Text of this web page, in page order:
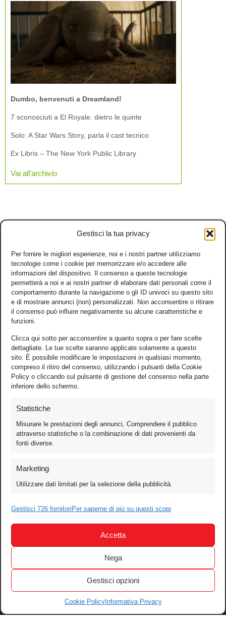
Gestisci la tua privacy
Per fornire le migliori esperienze, noi e i nostri partner utilizziamo
tecnologie come i cookie per memorizzare e/o accedere alle
informazioni del dispositivo. Il consenso a queste tecnologie
permetterà a noi e ai nostri partner di elaborare dati personali come il
comportamento durante la navigazione o gli ID univoci su questo sito
e di mostrare annunci (non) personalizzati. Non acconsentire o ritirare
il consenso può influire negativamente su alcune caratteristiche e
funzioni.
Clicca qui sotto per acconsentire a quanto sopra o per fare scelte
dettagliate. Le tue scelte saranno applicate solamente a questo
sito. È possibile modificare le impostazioni in qualsiasi momento,
compreso il ritiro del consenso, utilizzando i pulsanti della Cookie
Policy o cliccando sul pulsante di gestione del consenso nella parte
inferiore dello schermo.
Statistiche
Misurare le prestazioni degli annunci, Comprendere il pubblico
attraverso statistiche o la combinazione di dati provenienti da
fonti diverse.
Marketing
Utilizzare dati limitati per la selezione della pubblicità.
Gestisci 726 fornitori Per saperne di più su questi scopi
Accetta
Nega
Gestisci opzioni
Cookie PolicyInformativa Privacy
Dumbo, benvenuti a Dreamland!
7 sconosciuti a El Royale: dietro le quinte
Solo: A Star Wars Story, parla il cast tecnico
Ex Libris – The New York Public Library
Vai all'archivio
Games
Test
Audio
Festival & Concorsi
Iscriviti alla newsletter